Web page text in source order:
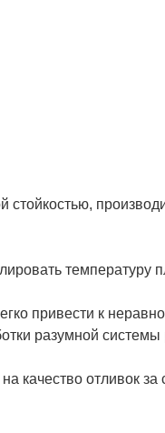
температуру
привести к
разумной системы
отливок за